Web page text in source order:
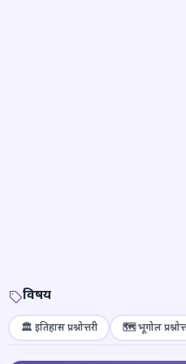
विषय
🏛️ इतिहास प्रश्नोत्तरी 🗺️ भूगोल